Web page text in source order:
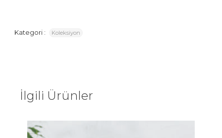
Kategori : Koleksiyon
İlgili Ürünler